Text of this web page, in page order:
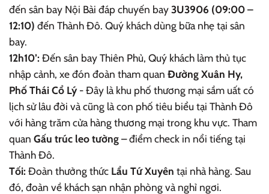
đến sân bay Nội Bài đáp chuyến bay3U3906 (09:00 –
12:10) đến Thành Đô. Quý khách dùng bữa nhẹ tại sân
bay.
12h10’: Đến sân bay Thiên Phủ, Quý khách làm thủ tục
nhập cảnh, xe đón đoàn tham quan Đường Xuân Hy,
Phố Thái Cổ Lý- Đây là khu phố thương mại sầm uất có
lịch sử lâu đời và cũng là con phố tiêu biểu tại Thành Đô
với hàng trăm cửa hàng thương mại trong khu vực. Tham
quan Gấu trúc leo tường– điểm check in nổi tiếng tại
Thành Đô.
Tối: Đoàn thưởng thức Lẩu Tứ Xuyên tại nhà hàng. Sau
đó, đoàn về khách sạn nhận phòng và nghỉ ngơi.